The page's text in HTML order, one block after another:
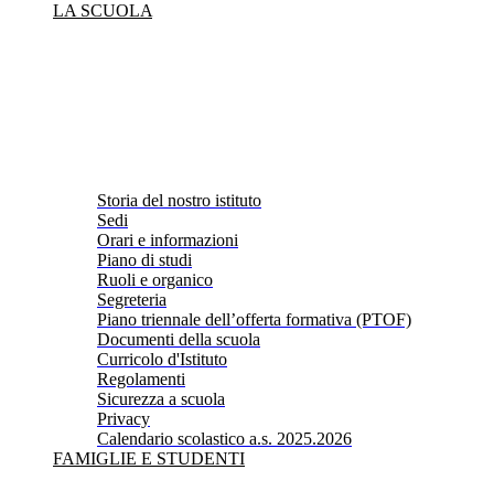
LA SCUOLA
Storia del nostro istituto
Sedi
Orari e informazioni
Piano di studi
Ruoli e organico
Segreteria
Piano triennale dell’offerta formativa (PTOF)
Documenti della scuola
Curricolo d'Istituto
Regolamenti
Sicurezza a scuola
Privacy
Calendario scolastico a.s. 2025.2026
FAMIGLIE E STUDENTI